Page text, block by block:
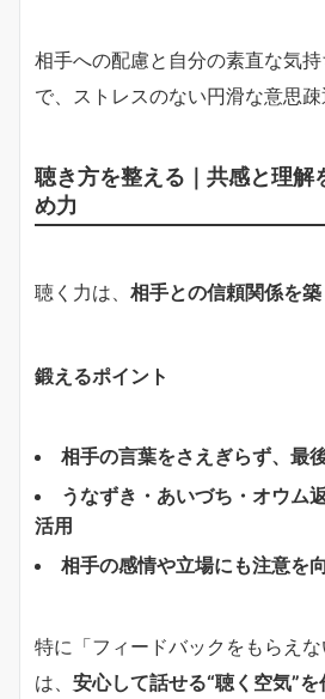
相手への配慮と自分の素直な気
で、ストレスのない円滑な意思疎
聴き方を整える｜共感と理解
め力
聴く力は、 相手との信頼関係を
鍛えるポイント
相手の言葉をさえぎらず、最
うなずき・あいづち・オウム
活用
相手の感情や立場にも注意を
特に「フィードバックをもらえ
は、 安心して話せる“聴く空気”